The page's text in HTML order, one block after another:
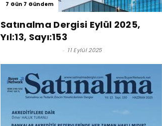
7 Gün 7 Gündem
Satınalma Dergisi Eylül 2025,
Yıl:13, Sayı:153
- 11 Eylül 2025